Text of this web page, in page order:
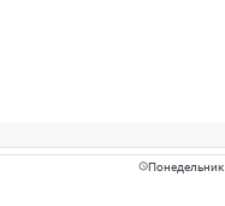
Понедельник